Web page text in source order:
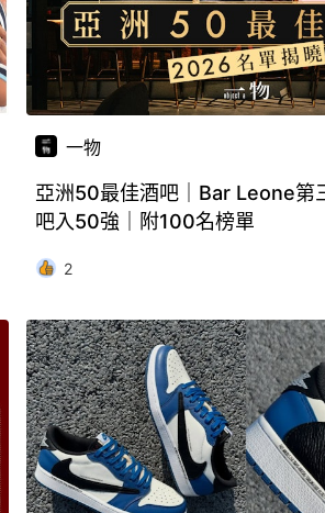
一物
亞洲50最佳酒吧｜Bar Leone第
吧入50強｜附100名榜單
2